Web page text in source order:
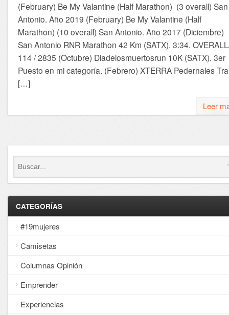
(February) Be My Valantine (Half Marathon) (3 overall) San
Antonio. Año 2019 (February) Be My Valantine (Half
Marathon) (10 overall) San Antonio. Año 2017 (Diciembre)
San Antonio RNR Marathon 42 Km (SATX). 3:34.
114 / 2835 (Octubre) Diadelosmuertosrun 10K (SATX). 3er
Puesto en mi categoría. (Febrero) XTERRA Pedernales
[…]
Leer
CATEGORÍAS
#19mujeres
Camisetas
Columnas Opinión
Emprender
Experiencias